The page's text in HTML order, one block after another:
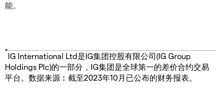
能。
*
IG International Ltd是IG集团控股有限公司(IG Group
Holdings Plc)的一部分，IG集团是全球第一的差价合约交易
平台。数据来源︰截至2023年10月已公布的财务报表。